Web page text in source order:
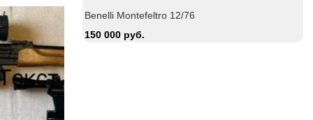
Benelli Montefeltro 12/76
150 000 руб.